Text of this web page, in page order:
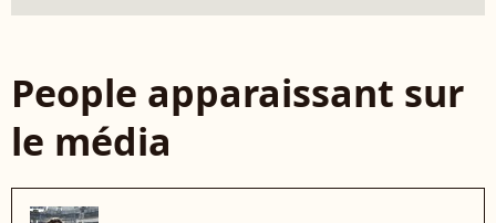
People apparaissant sur
le média